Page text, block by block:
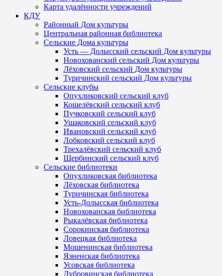
Карта удалённости учреждений
КДУ
Районный Дом культуры
Центральная районная библиотека
Сельские Дома культуры
Усть — Долысский сельский Дом культуры
Новохованский сельский Дом культуры
Лёховский сельский Дом культуры
Туричинский сельский Дом культуры
Сельские клубы
Опухликовский сельский клуб
Кошелёвский сельский клуб
Пучковский сельский клуб
Ушаковский сельский клуб
Ивановский сельский клуб
Лобковский сельский клуб
Трехалёвский сельский клуб
Щербинский сельский клуб
Сельские библиотеки
Опухликовская библиотека
Лёховская библиотека
Туричинская библиотека
Усть-Долысская библиотека
Новохованская библиотека
Рыкалёвская библиотека
Сорокинская библиотека
Ловецкая библиотека
Мошенинская библиотека
Язненская библиотека
Усовская библиотека
Дубровинская библиотека